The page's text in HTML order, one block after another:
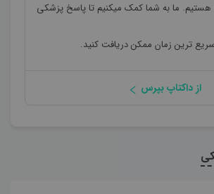
ما به شما کمک میکنیم تا پاسخ پزشکی
ترین زمان ممکن دریافت کنید.
از داکتاپ بپرس